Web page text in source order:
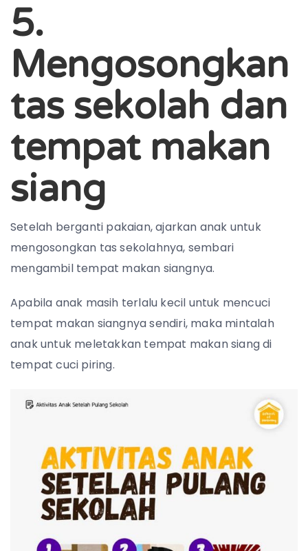
5.
Mengosongkan
tas sekolah dan
tempat makan
siang
Setelah berganti pakaian, ajarkan anak untuk
mengosongkan tas sekolahnya, sembari
mengambil tempat makan siangnya.
Apabila anak masih terlalu kecil untuk mencuci
tempat makan siangnya sendiri, maka mintalah
anak untuk meletakkan tempat makan siang di
tempat cuci piring.